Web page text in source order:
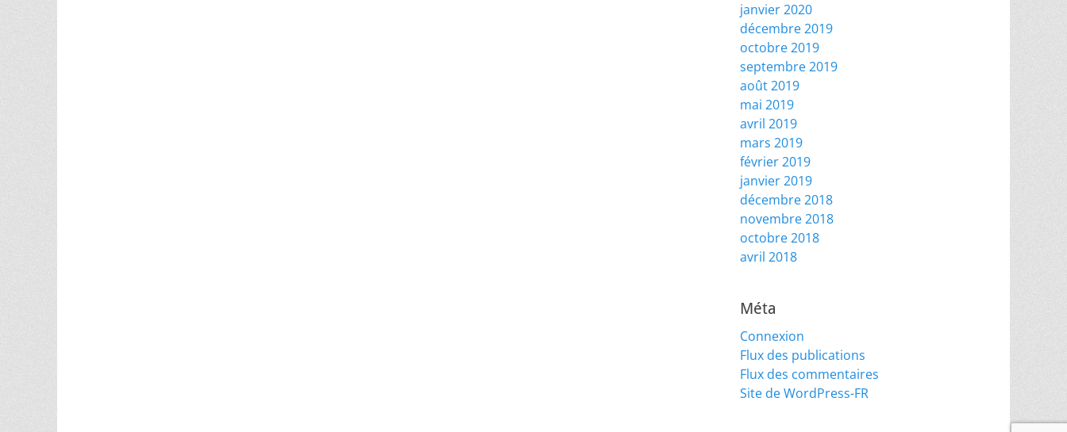
janvier 2020
décembre 2019
octobre 2019
septembre 2019
août 2019
mai 2019
avril 2019
mars 2019
février 2019
janvier 2019
décembre 2018
novembre 2018
octobre 2018
avril 2018
Méta
Connexion
Flux des publications
Flux des commentaires
Site de WordPress-FR